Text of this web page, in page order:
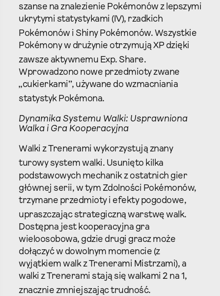
szanse na znalezienie Pokémonów z lepszymi
ukrytymi statystykami (IV), rzadkich
Pokémonów i Shiny Pokémonów. Wszystkie
Pokémony w drużynie otrzymują XP dzięki
zawsze aktywnemu Exp. Share.
Wprowadzono nowe przedmioty zwane
„cukierkami”, używane do wzmacniania
statystyk Pokémona.
Dynamika Systemu Walki: Usprawniona
Walka i Gra Kooperacyjna
Walki z Trenerami wykorzystują znany
turowy system walki. Usunięto kilka
podstawowych mechanik z ostatnich gier
głównej serii, w tym Zdolności Pokémonów,
trzymane przedmioty i efekty pogodowe,
upraszczając strategiczną warstwę walk.
Dostępna jest kooperacyjna gra
wieloosobowa, gdzie drugi gracz może
dołączyć w dowolnym momencie (z
wyjątkiem walk z Trenerami Mistrzami), a
walki z Trenerami stają się walkami 2 na 1,
znacznie zmniejszając trudność.